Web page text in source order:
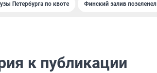
Петербурга по квоте Финский залив позеленел
к публикации